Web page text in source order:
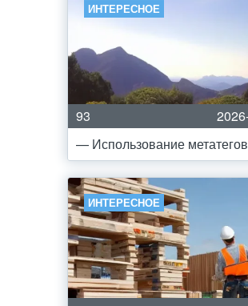
ИНТЕРЕСНОЕ
93
— Использование метатегов
ИНТЕРЕСНОЕ